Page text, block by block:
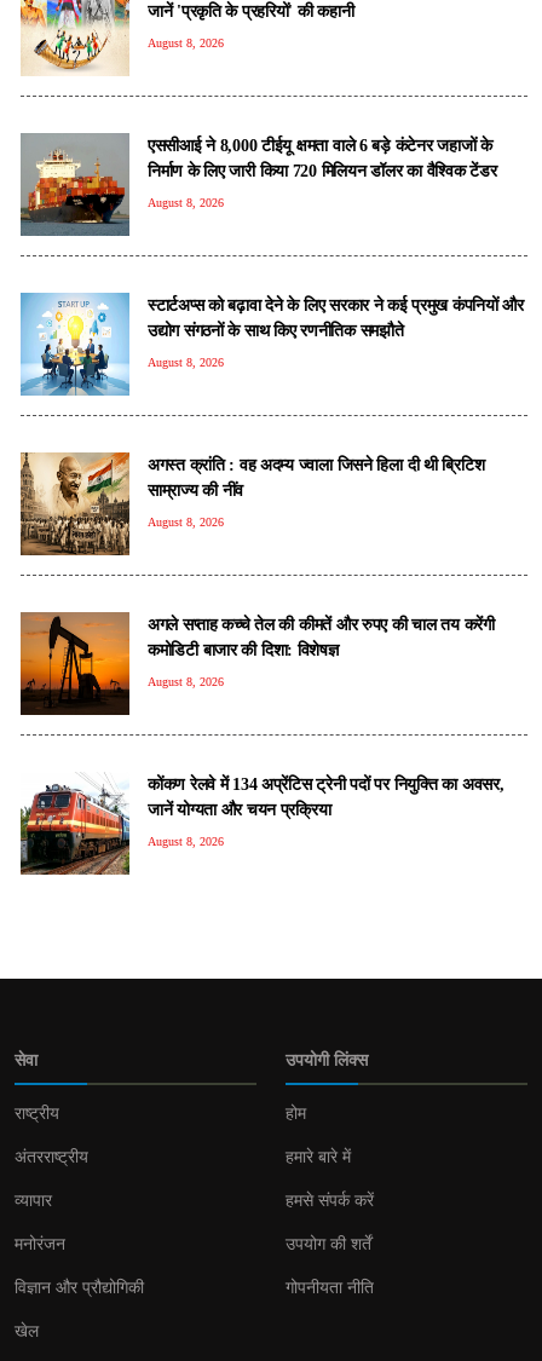
जानें 'प्रकृति के प्रहरियों' की कहानी
August 8, 2026
एससीआई ने 8,000 टीईयू क्षमता वाले 6 बड़े कंटेनर जहाजों के
निर्माण के लिए जारी किया 720 मिलियन डॉलर का वैश्विक टेंडर
August 8, 2026
स्टार्टअप्स को बढ़ावा देने के लिए सरकार ने कई प्रमुख कंपनियों और
उद्योग संगठनों के साथ किए रणनीतिक समझौते
August 8, 2026
अगस्त क्रांति : वह अदम्य ज्वाला जिसने हिला दी थी ब्रिटिश
साम्राज्य की नींव
August 8, 2026
अगले सप्ताह कच्चे तेल की कीमतें और रुपए की चाल तय करेंगी
कमोडिटी बाजार की दिशा: विशेषज्ञ
August 8, 2026
कोंकण रेलवे में 134 अप्रेंटिस ट्रेनी पदों पर नियुक्ति का अवसर,
जानें योग्यता और चयन प्रक्रिया
August 8, 2026
सेवा
राष्ट्रीय
अंतरराष्ट्रीय
व्यापार
मनोरंजन
विज्ञान और प्रौद्योगिकी
खेल
उपयोगी लिंक्स
होम
हमारे बारे में
हमसे संपर्क करें
उपयोग की शर्तें
गोपनीयता नीति